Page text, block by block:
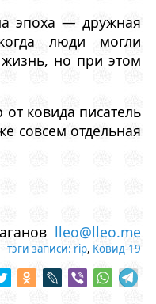
эпоха — дружная
люди могли
но при этом
ковида писатель
совсем отдельная
lleo@lleo.me
тэги записи: rip, Ковид-19